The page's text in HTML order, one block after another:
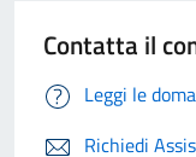
Contatta il
Leggi le
Richiedi